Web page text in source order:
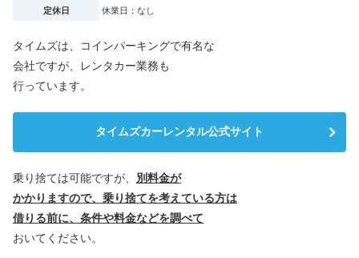
定休日
休業日：なし
タイムズは、コインパーキングで有名な
会社ですが、レンタカー業務も
行っています。
タイムズカーレンタル公式サイト
乗り捨ては可能ですが、 別料金が
かかりますので、乗り捨てを考えている方は
借りる前に、条件や料金などを調べて
おいてください。